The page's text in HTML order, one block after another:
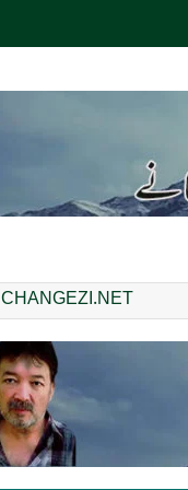
CHANGEZI.NET